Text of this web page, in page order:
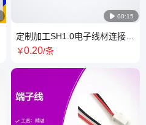
 00:15
定制加工SH1.0电子线材连接线
1.0间距端子线束公母对插排线
￥0.20/条